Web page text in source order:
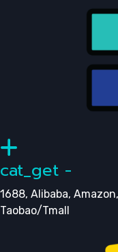
cat_get -
1688, Alibaba,
Taobao/Tmall